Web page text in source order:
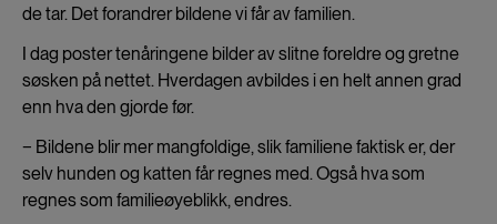
de tar. Det forandrer bildene vi får av familien.
I dag poster tenåringene bilder av slitne foreldre og gretne
søsken på nettet. Hverdagen avbildes i en helt annen grad
enn hva den gjorde før.
− Bildene blir mer mangfoldige, slik familiene faktisk er, der
selv hunden og katten får regnes med. Også hva som
regnes som familieøyeblikk, endres.